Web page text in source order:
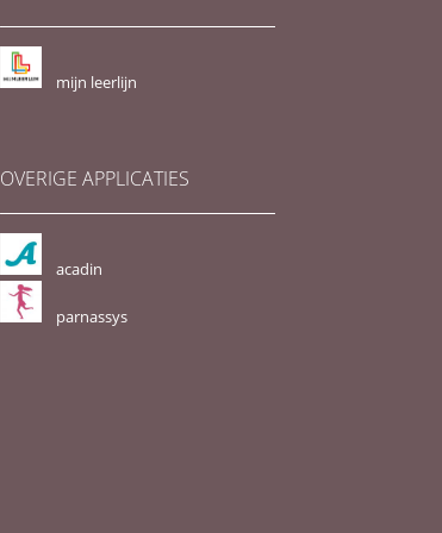
mijn leerlijn
OVERIGE APPLICATIES
acadin
parnassys